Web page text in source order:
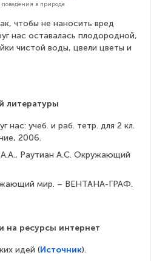
в природе
чтобы не наносить вред
нас оставалась плодородной,
чистой воды, цвели цветы и
литературы
нас: учеб. и раб. тетр. для 2 кл.
2006.
Раутиан А.С. Окружающий
мир. – ВЕНТАНА-ГРАФ.
на ресурсы интернет
идей (Источник).